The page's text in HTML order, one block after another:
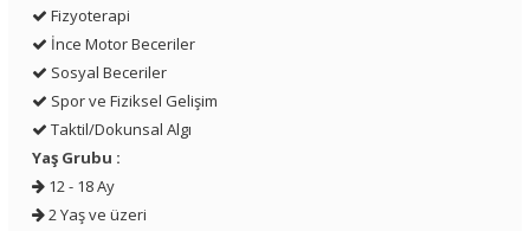
Fizyoterapi
İnce Motor Beceriler
Sosyal Beceriler
Spor ve Fiziksel Gelişim
Taktil/Dokunsal Algı
Yaş Grubu :
12 - 18 Ay
2 Yaş ve üzeri